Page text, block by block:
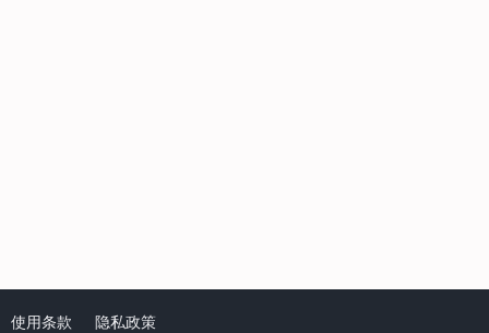
使用条款 隐私政策